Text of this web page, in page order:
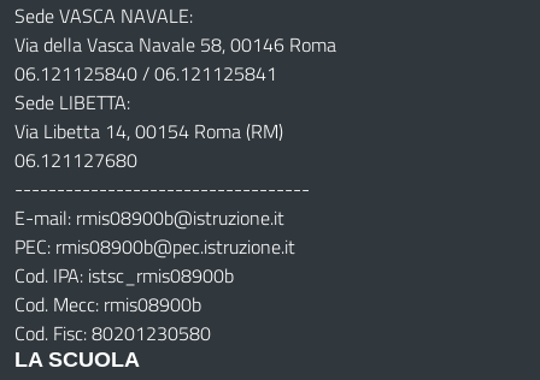
Sede VASCA NAVALE:
Via della Vasca Navale 58, 00146 Roma
06.121125840 / 06.121125841
Sede LIBETTA:
Via Libetta 14, 00154 Roma (RM)
06.121127680
-----------------------------------
E-mail: rmis08900b@istruzione.it
PEC: rmis08900b@pec.istruzione.it
Cod. IPA: istsc_rmis08900b
Cod. Mecc: rmis08900b
Cod. Fisc: 80201230580
LA SCUOLA